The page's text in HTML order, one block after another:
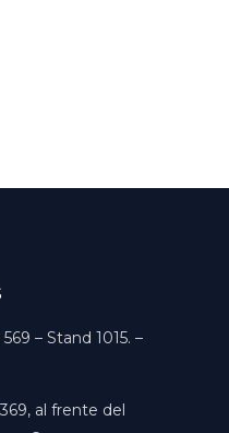
– Stand 1015. –
al frente del